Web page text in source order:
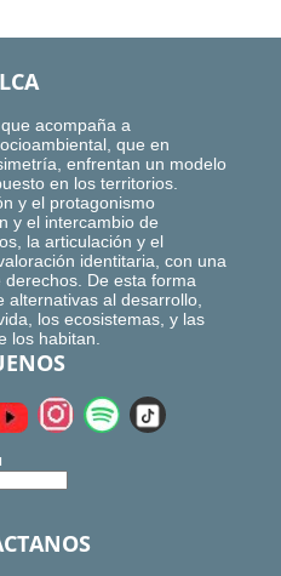
acompaña a
que en
enfrentan un modelo
en los territorios.
y el protagonismo
y el intercambio de
la articulación y el
identitaria, con una
De esta forma
alternativas al desarrollo,
los ecosistemas, y las
los habitan.